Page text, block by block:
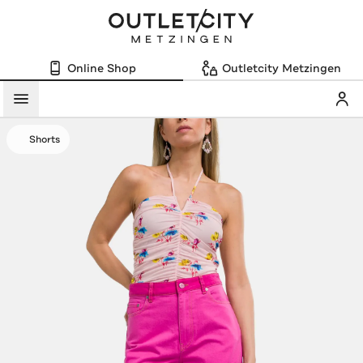
Online Shop Outletcity Metzingen
Menü
Shorts